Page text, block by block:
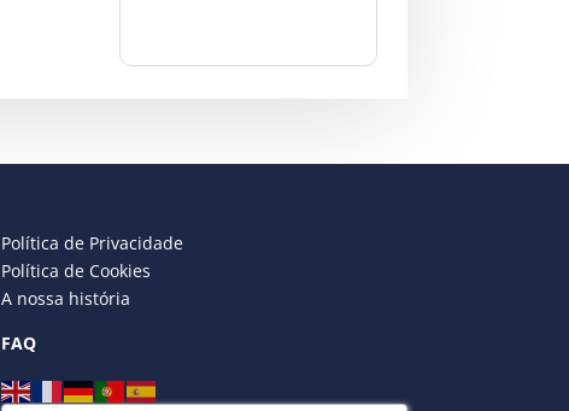
Política de Privacidade
Política de Cookies
A nossa história
FAQ